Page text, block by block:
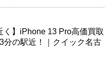
く】iPhone 13 Pro高価買取
分の駅近！｜クイック名古